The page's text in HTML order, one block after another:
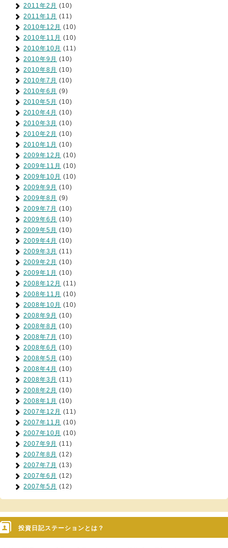
2011年2月 (10)
2011年1月 (11)
2010年12月 (10)
2010年11月 (10)
2010年10月 (11)
2010年9月 (10)
2010年8月 (10)
2010年7月 (10)
2010年6月 (9)
2010年5月 (10)
2010年4月 (10)
2010年3月 (10)
2010年2月 (10)
2010年1月 (10)
2009年12月 (10)
2009年11月 (10)
2009年10月 (10)
2009年9月 (10)
2009年8月 (9)
2009年7月 (10)
2009年6月 (10)
2009年5月 (10)
2009年4月 (10)
2009年3月 (11)
2009年2月 (10)
2009年1月 (10)
2008年12月 (11)
2008年11月 (10)
2008年10月 (10)
2008年9月 (10)
2008年8月 (10)
2008年7月 (10)
2008年6月 (10)
2008年5月 (10)
2008年4月 (10)
2008年3月 (11)
2008年2月 (10)
2008年1月 (10)
2007年12月 (11)
2007年11月 (10)
2007年10月 (10)
2007年9月 (11)
2007年8月 (12)
2007年7月 (13)
2007年6月 (12)
2007年5月 (12)
投資日記ステーションとは？